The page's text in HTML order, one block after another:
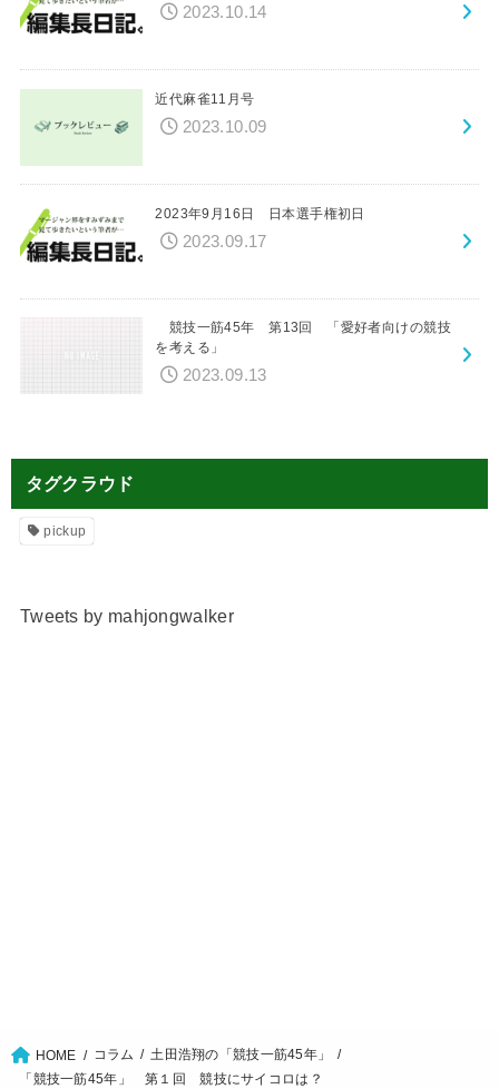
2023.10.14
近代麻雀11月号
2023.10.09
2023年9月16日 日本選手権初日
2023.09.17
競技一筋45年 第13回 「愛好者向けの競技
を考える」
2023.09.13
タグクラウド
pickup
Tweets by mahjongwalker
HOME コラム
土田浩翔の「競技一筋45年」
「競技一筋45年」 第１回 競技にサイコロは？